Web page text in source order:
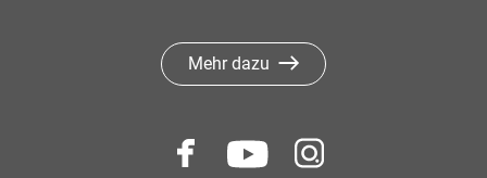
Mehr dazu